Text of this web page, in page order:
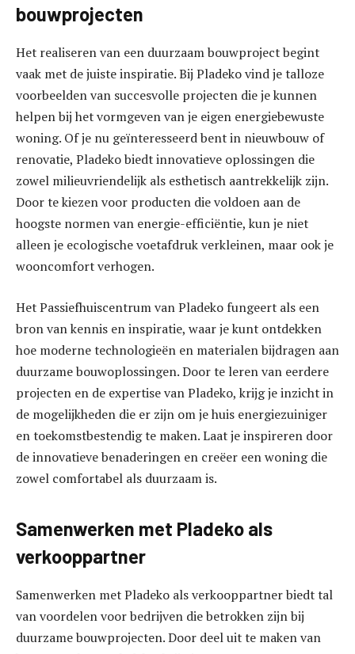
bouwprojecten
Het realiseren van een duurzaam bouwproject begint
vaak met de juiste inspiratie. Bij Pladeko vind je talloze
voorbeelden van succesvolle projecten die je kunnen
helpen bij het vormgeven van je eigen energiebewuste
woning. Of je nu geïnteresseerd bent in nieuwbouw of
renovatie, Pladeko biedt innovatieve oplossingen die
zowel milieuvriendelijk als esthetisch aantrekkelijk zijn.
Door te kiezen voor producten die voldoen aan de
hoogste normen van energie-efficiëntie, kun je niet
alleen je ecologische voetafdruk verkleinen, maar ook je
wooncomfort verhogen.
Het Passiefhuiscentrum van Pladeko fungeert als een
bron van kennis en inspiratie, waar je kunt ontdekken
hoe moderne technologieën en materialen bijdragen aan
duurzame bouwoplossingen. Door te leren van eerdere
projecten en de expertise van Pladeko, krijg je inzicht in
de mogelijkheden die er zijn om je huis energiezuiniger
en toekomstbestendig te maken. Laat je inspireren door
de innovatieve benaderingen en creëer een woning die
zowel comfortabel als duurzaam is.
Samenwerken met Pladeko als
verkooppartner
Samenwerken met Pladeko als verkooppartner biedt tal
van voordelen voor bedrijven die betrokken zijn bij
duurzame bouwprojecten. Door deel uit te maken van